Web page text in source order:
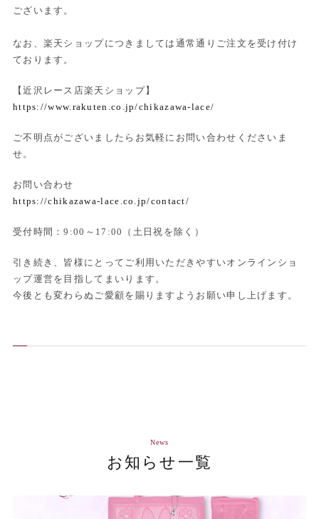
ございます。
なお、楽天ショップにつきましては通常通りご注文を受け付け
ております。
【近沢レース店楽天ショップ】
https://www.rakuten.co.jp/chikazawa-lace/
ご不明点がございましたらお気軽にお問い合わせくださいま
せ。
お問い合わせ
https://chikazawa-lace.co.jp/contact/
受付時間：9:00～17:00（土日祝を除く）
引き続き、皆様にとってご利用いただきやすいオンラインショ
ップ運営を目指してまいります。
今後とも変わらぬご愛顧を賜りますようお願い申し上げます。
お知らせ一覧
News